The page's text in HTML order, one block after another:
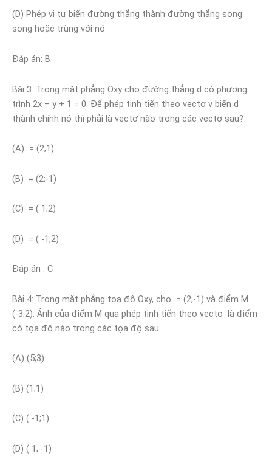
(D) Phép vị tự biến đường thẳng thành đường thẳng song
song hoặc trùng với nó
Đáp án: B
Bài 3: Trong mặt phẳng Oxy cho đường thẳng d có phương
trình 2x – y + 1 = 0. Để phép tịnh tiến theo vectơ v biến d
thành chính nó thì phải là vectơ nào trong các vectơ sau?
(A) = (2;1)
(B) = (2;-1)
(C) = ( 1;2)
(D) = ( -1;2)
Đáp án : C
Bài 4: Trong mặt phẳng tọa độ Oxy, cho = (2;-1) và điểm M
(-3;2). Ảnh của điểm M qua phép tịnh tiến theo vecto là điểm
có tọa độ nào trong các tọa độ sau
(A) (5;3)
(B) (1;1)
(C) ( -1;1)
(D) ( 1; -1)